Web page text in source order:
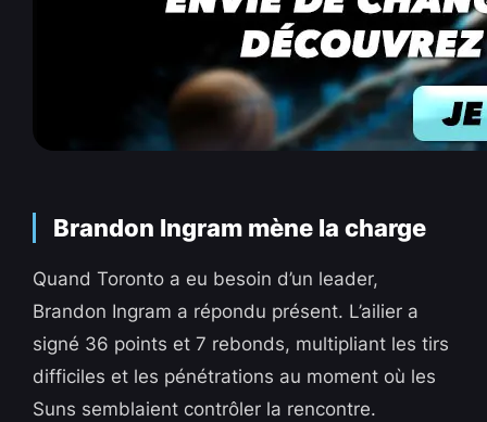
Brandon Ingram mène la charge
Quand Toronto a eu besoin d’un leader,
Brandon Ingram a répondu présent. L’ailier a
signé 36 points et 7 rebonds, multipliant les tirs
difficiles et les pénétrations au moment où les
Suns semblaient contrôler la rencontre.